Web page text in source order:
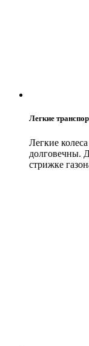
Легкие
Легкие
долговечны.
стрижке